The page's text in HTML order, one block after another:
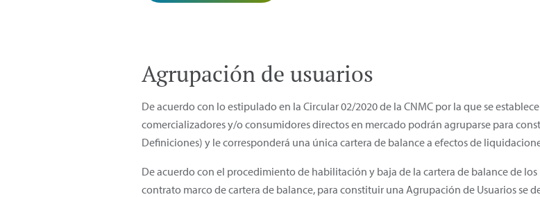
Agrupación de usuarios
De acuerdo con lo estipulado en la Circular 02/2020 de la CNMC por la que se
comercializadores y/o consumidores directos en mercado podrán agruparse para
Definiciones) y le corresponderá una única cartera de balance a efectos de
De acuerdo con el procedimiento de habilitación y baja de la cartera de balance de los
contrato marco de cartera de balance, para constituir una Agrupación de Usuarios